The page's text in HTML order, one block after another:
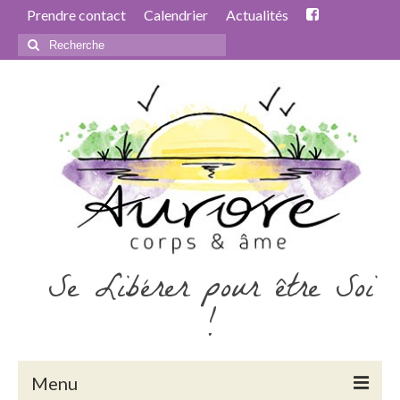
Prendre contact Calendrier Actualités
Rechercher
:
Se Libérer pour être Soi
!
Menu